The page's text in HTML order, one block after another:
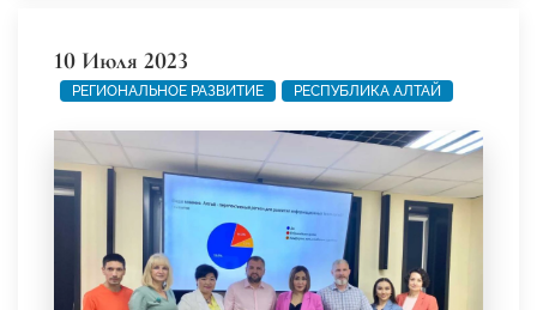
10 Июля 2023
РЕГИОНАЛЬНОЕ РАЗВИТИЕ РЕСПУБЛИКА АЛТАЙ